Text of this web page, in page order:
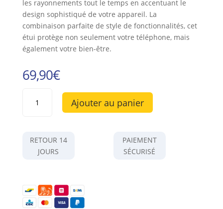
les rayonnements tout le temps en accentuant le
design sophistiqué de votre appareil. La
combinaison parfaite de style de fonctionnalités, cet
étui protège non seulement votre téléphone, mais
également votre bien-être.
69,90€
ondes
Samsung
Ajouter au panier
RETOUR 14
JOURS
PAIEMENT
SÉCURISÉ